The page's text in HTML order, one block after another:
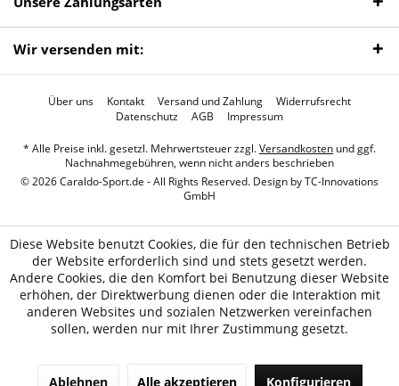
Wir versenden mit:
Über uns Kontakt Versand und Zahlung
Widerrufsrecht
Datenschutz
AGB Impressum
* Alle Preise inkl. gesetzl. Mehrwertsteuer zzgl.Versandkosten und ggf.
Nachnahmegebühren, wenn nicht anders beschrieben
© 2026 Caraldo-Sport.de - All Rights Reserved. Design byTC-Innovations
GmbH
Diese Website benutzt Cookies, die für den technischen Betrieb
der Website erforderlich sind und stets gesetzt werden.
Andere Cookies, die den Komfort bei Benutzung dieser Website
erhöhen, der Direktwerbung dienen oder die Interaktion mit
anderen Websites und sozialen Netzwerken vereinfachen
sollen, werden nur mit Ihrer Zustimmung gesetzt.
Ablehnen Alle akzeptieren Konfigurieren